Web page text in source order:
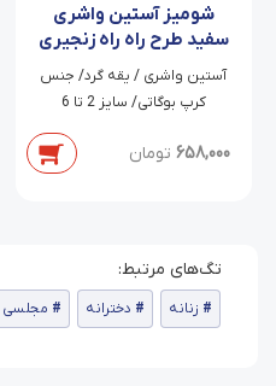
شومیز آستین واشری
سفید طرح راه راه زنجیری
آتوسا
آستین واشری / یقه گرد/ جنس
کرپ بوگاتی/ سایز 2 تا 6
658,000 تومان
زنانه دخترانه مجلسی